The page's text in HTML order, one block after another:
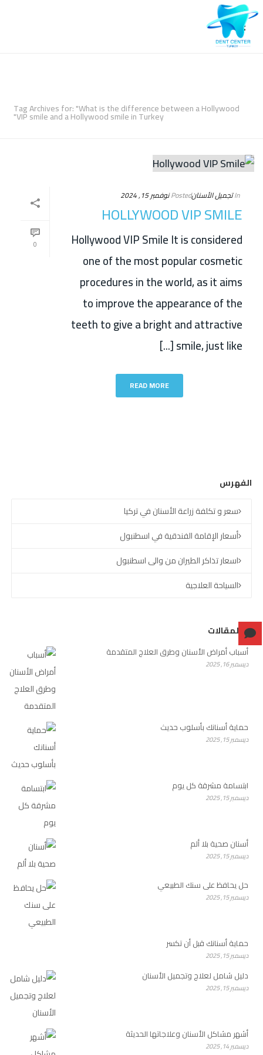
Tag Archives for: "What is the difference between a Hollywood
VIP smile and a Hollywood smile in Turkey"
0
Inتجميل الأسنانPostedنوفمبر 15, 2024
HOLLYWOOD VIP SMILE
Hollywood VIP Smile It is considered
one of the most popular cosmetic
procedures in the world, as it aims
to improve the appearance of the
teeth to give a bright and attractive
smile, just like [...]
READ MORE
الفهرس
سعر و تكلفة زراعة الأسنان في تركيا
أسعار الإقامة الفندقية في اسطنبول
اسعار تذاكر الطيران من والى اسطنبول
السياحة العلاجية
آخر المقالات
أسباب أمراض الأسنان وطرق العلاج المتقدمة
ديسمبر 16, 2025
حماية أسنانك بأسلوب حديث
ديسمبر 15, 2025
ابتسامة مشرقة كل يوم
ديسمبر 15, 2025
أسنان صحية بلا ألم
ديسمبر 15, 2025
حل يحافظ على سنك الطبيعي
ديسمبر 15, 2025
حماية أسنانك قبل أن تكسر
ديسمبر 15, 2025
دليل شامل لعلاج وتجميل الأسنان
ديسمبر 15, 2025
أشهر مشاكل الأسنان وعلاجاتها الحديثة
ديسمبر 14, 2025